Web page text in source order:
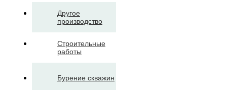
Другое
производство
Строительные
работы
Бурение скважин